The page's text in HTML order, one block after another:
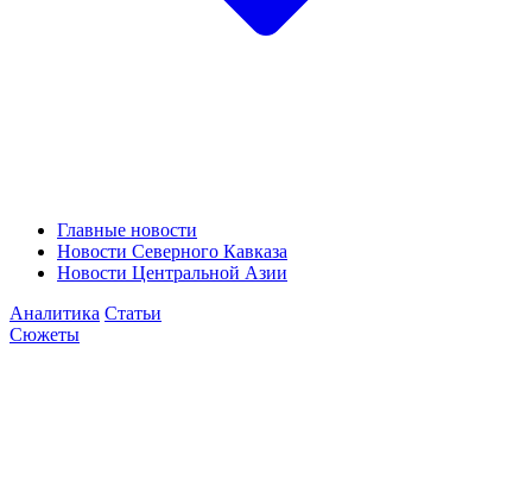
Главные новости
Новости Северного Кавказа
Новости Центральной Азии
Аналитика Статьи
Сюжеты